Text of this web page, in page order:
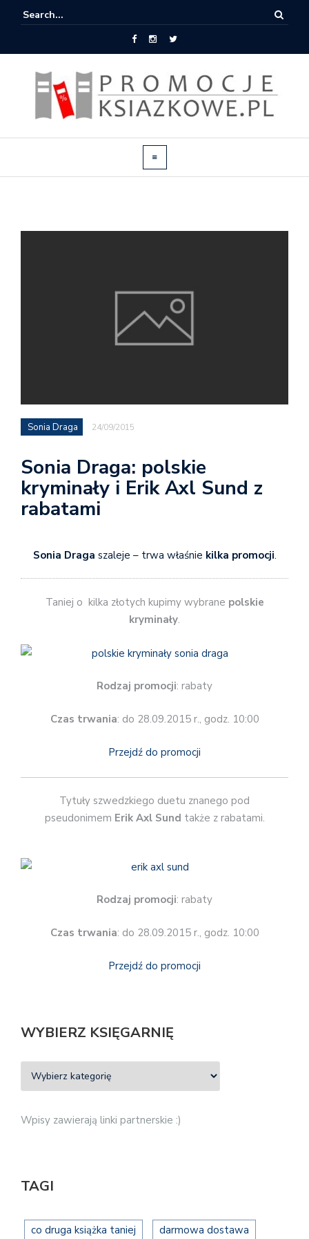
Sonia Draga 24/09/2015
Sonia Draga: polskie
kryminały i Erik Axl Sund z
rabatami
Sonia Draga szaleje – trwa właśnie kilka promocji.
Taniej o kilka złotych kupimy wybrane polskie
kryminały.
Rodzaj promocji: rabaty
Czas trwania: do 28.09.2015 r., godz. 10:00
Przejdź do promocji
Tytuły szwedzkiego duetu znanego pod
pseudonimem Erik Axl Sund także z rabatami.
Rodzaj promocji: rabaty
Czas trwania: do 28.09.2015 r., godz. 10:00
Przejdź do promocji
WYBIERZ KSIĘGARNIĘ
Wpisy zawierają linki partnerskie :)
TAGI
co druga książka taniej darmowa dostawa